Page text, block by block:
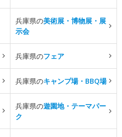
兵庫県の美術展・博物展・展
示会
兵庫県のフェア
兵庫県のキャンプ場・BBQ場
兵庫県の遊園地・テーマパー
ク